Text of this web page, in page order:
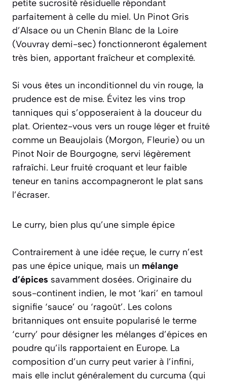
petite sucrosité résiduelle répondant
parfaitement à celle du miel. Un Pinot Gris
d’Alsace ou un Chenin Blanc de la Loire
(Vouvray demi-sec) fonctionneront également
très bien, apportant fraîcheur et complexité.
Si vous êtes un inconditionnel du vin rouge, la
prudence est de mise. Évitez les vins trop
tanniques qui s’opposeraient à la douceur du
plat. Orientez-vous vers un rouge léger et fruité
comme un Beaujolais (Morgon, Fleurie) ou un
Pinot Noir de Bourgogne, servi légèrement
rafraîchi. Leur fruité croquant et leur faible
teneur en tanins accompagneront le plat sans
l’écraser.
Le curry, bien plus qu’une simple épice
Contrairement à une idée reçue, le curry n’est
pas une épice unique, mais un mélange
d’épices savamment dosées. Originaire du
sous-continent indien, le mot ‘kari’ en tamoul
signifie ‘sauce’ ou ‘ragoût’. Les colons
britanniques ont ensuite popularisé le terme
‘curry’ pour désigner les mélanges d’épices en
poudre qu’ils rapportaient en Europe. La
composition d’un curry peut varier à l’infini,
mais elle inclut généralement du curcuma (qui